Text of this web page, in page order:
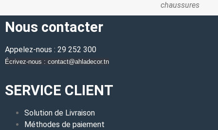
chaussures
Nous contacter
Appelez-nous : 29 252 300
Écrivez-nous : contact@ahladecor.tn
SERVICE CLIENT
Solution de Livraison
Méthodes de paiement